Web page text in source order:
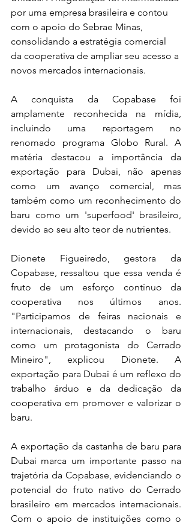
por uma empresa brasileira e contou
com o apoio do Sebrae Minas,
consolidando a estratégia comercial
da cooperativa de ampliar seu acesso a
novos mercados internacionais.
A conquista da Copabase foi
amplamente reconhecida na mídia,
incluindo uma reportagem no
renomado programa Globo Rural. A
matéria destacou a importância da
exportação para Dubai, não apenas
como um avanço comercial, mas
também como um reconhecimento do
baru como um 'superfood' brasileiro,
devido ao seu alto teor de nutrientes.
Dionete Figueiredo, gestora da
Copabase, ressaltou que essa venda é
fruto de um esforço contínuo da
cooperativa nos últimos anos.
"Participamos de feiras nacionais e
internacionais, destacando o baru
como um protagonista do Cerrado
Mineiro", explicou Dionete. A
exportação para Dubai é um reflexo do
trabalho árduo e da dedicação da
cooperativa em promover e valorizar o
baru.
A exportação da castanha de baru para
Dubai marca um importante passo na
trajetória da Copabase, evidenciando o
potencial do fruto nativo do Cerrado
brasileiro em mercados internacionais.
Com o apoio de instituições como o